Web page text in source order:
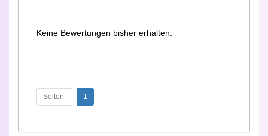
Keine Bewertungen bisher erhalten.
Seiten: 1